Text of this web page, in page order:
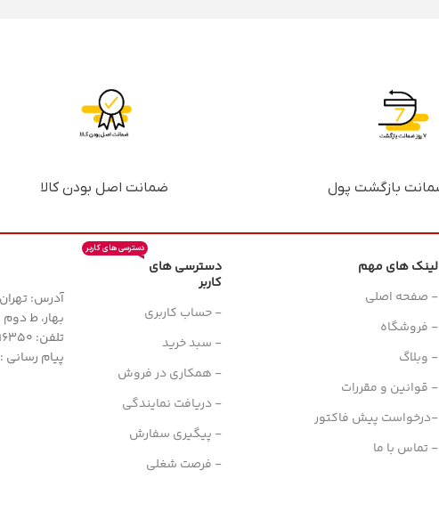
ضمانت اصل بودن کالا
لینک های مهم
- صفحه اصلی
- فروشگاه
- وبلاگ
- قوانین و مقررات
-درخواست پیش فاکتور
- تماس با ما
دسترسی های
کاربر
دسترسی های کاربر
- حساب کاربری
- سبد خرید
- همکاری در فروش
- دریافت نمایندگی
- پیگیری سفارش
- فرصت شغلی
آدرس:
بهار، ط دوم
تلفن: 77616350-021- خط مستقیم: 91303098-021
پیام رسانی :